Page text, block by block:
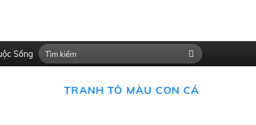
Sống
TRANH TÔ MÀU CON CÁ